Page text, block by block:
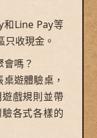
Line Pay等
只收現金。
嗎？
遊體驗桌，
戲規則並帶
各式各樣的